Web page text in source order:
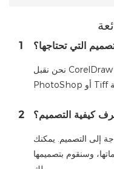
1 التي تحتاجها؟
نحن نقبل CorelDraw أو Adobe Illustrator أو PDF أو
2 كيفية التصميم؟
إلى التصميم. يمكنك
وسنقوم بتصميمها